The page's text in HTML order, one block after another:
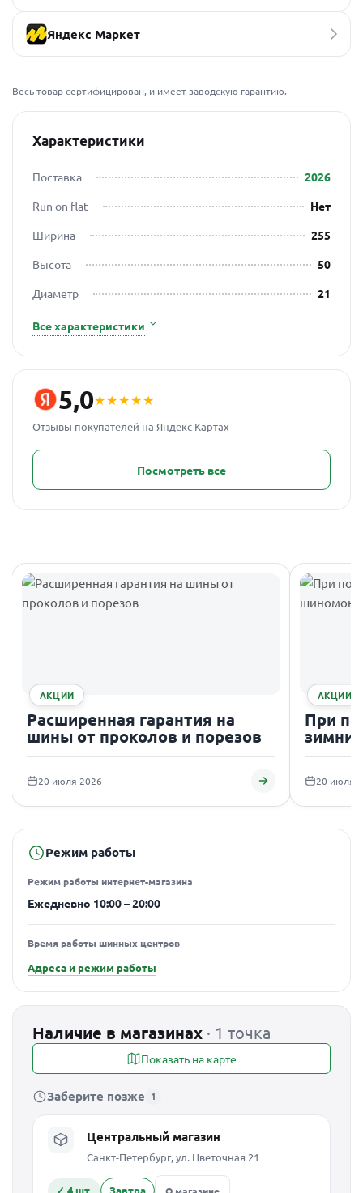
Яндекс Маркет
Весь товар сертифицирован, и имеет заводскую гарантию.
Характеристики
Поставка
2026
Run on flat
Нет
Ширина
255
Высота
50
Диаметр
21
Все характеристики
5,0★★★★★
Отзывы покупателей на Яндекс Картах
Посмотреть все
АКЦИИ
Расширенная гарантия на
шины от проколов и порезов
20 июля 2026
АКЦИИ
При
20 июля
Режим работы
Режим работы интернет-магазина
Ежедневно 10:00 – 20:00
Время работы шинных центров
Адреса и режим работы
Наличие в магазинах · 1 точка
Показать на карте
Заберите позже 1
Центральный магазин
Санкт-Петербург, ул. Цветочная 21
✓ 4 шт. Завтра О магазине